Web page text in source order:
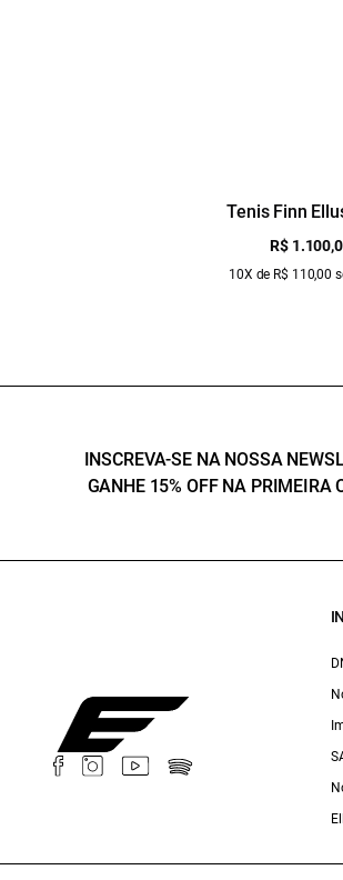
Tenis Finn
R$
10X de R$ 110,00
INSCREVA-SE NA NOSSA
GANHE 15% OFF NA PRIMEIRA